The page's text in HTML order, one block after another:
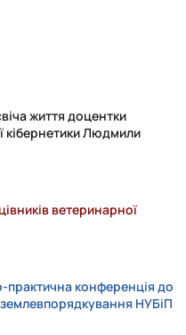
життя доцентки
кібернетики Людмили
ветеринарної
конференція до
НУБіП